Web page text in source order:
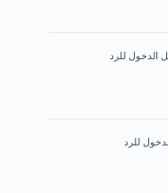
الدخول للرد
للرد